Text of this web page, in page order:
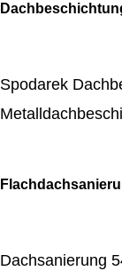
Spodarek
Dachsanierung